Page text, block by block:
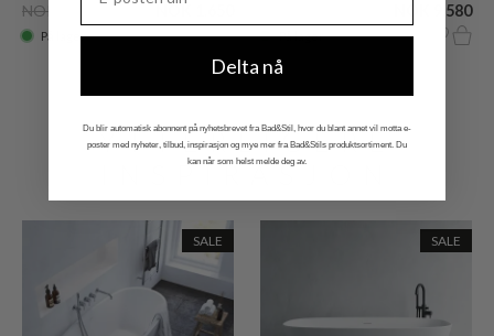
NOK 2.685
På lager
NOK 9.580
På lager
YTTERLIGERE
INSPIRASJON
SALE SALE
Delta nå
Du blir automatisk abonnent på nyhetsbrevet fra Bad&Stil, hvor du blant annet vil motta e-
poster med nyheter, tilbud, inspirasjon og mye mer fra Bad&Stils produktsortiment. Du
kan når som helst melde deg av.